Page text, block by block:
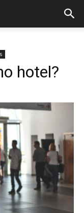
hotel?